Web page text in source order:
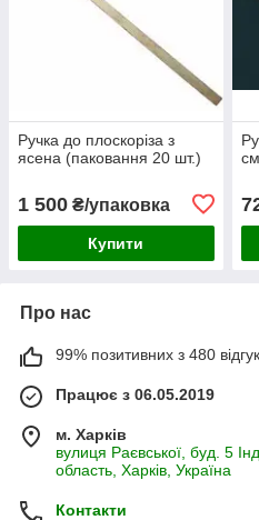
Ручка до плоскоріза з
ясена (паковання 20 шт.)
1 500 ₴/упаковка
Купити
Про нас
99% позитивних з 480
Працює з 06.05.2019
м. Харків
вулиця Раєвської, буд. 5
область, Харків, Україна
Контакти